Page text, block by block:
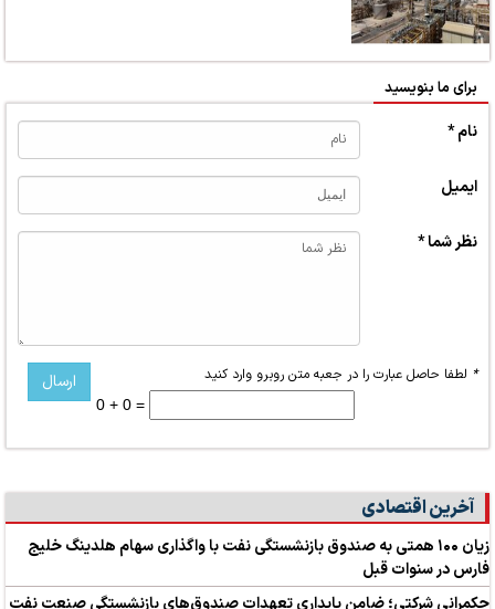
برای ما بنویسید
نام *
ایمیل
نظر شما *
* لطفا حاصل عبارت را در جعبه متن روبرو وارد کنید
0 + 0 =
آخرین اقتصادی
زیان ۱۰۰ همتی به صندوق بازنشستگی نفت با واگذاری سهام هلدینگ خلیج
فارس در سنوات قبل
حکمرانی شرکتی؛ ضامن پایداری تعهدات صندوق‌های بازنشستگی صنعت نفت